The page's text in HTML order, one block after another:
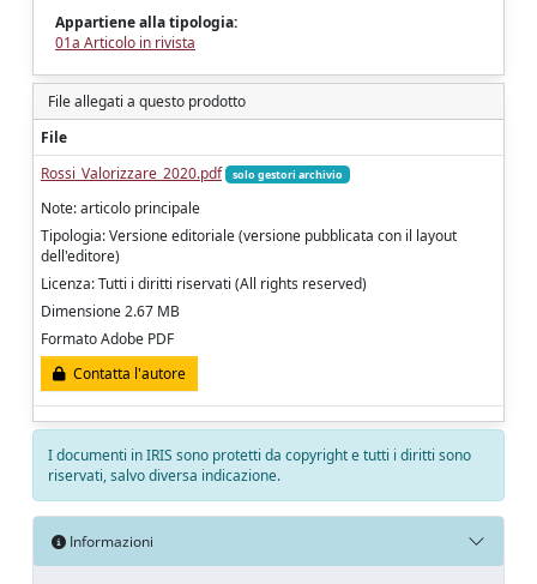
Appartiene alla tipologia:
01a Articolo in rivista
File allegati a questo prodotto
File
Rossi_Valorizzare_2020.pdf
solo gestori archivio
Note: articolo principale
Tipologia: Versione editoriale (versione pubblicata con il layout
dell'editore)
Licenza: Tutti i diritti riservati (All rights reserved)
Dimensione 2.67 MB
Formato Adobe PDF
Contatta l'autore
I documenti in IRIS sono protetti da copyright e tutti i diritti sono
riservati, salvo diversa indicazione.
Informazioni